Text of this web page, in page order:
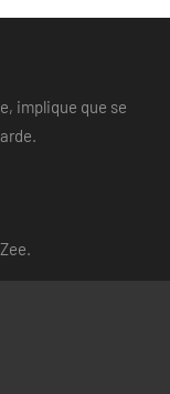
implique que se